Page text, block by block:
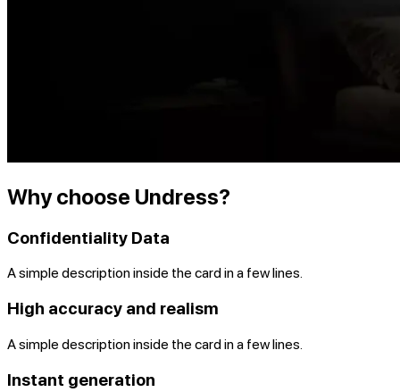
Why choose Undress?
Confidentiality Data
A simple description inside the card in a few lines.
High accuracy and realism
A simple description inside the card in a few lines.
Instant generation